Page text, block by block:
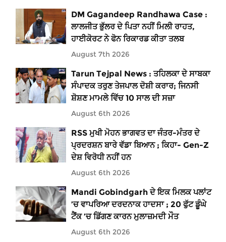
DM Gagandeep Randhawa Case :
ਲਾਲਜੀਤ ਭੁੱਲਰ ਦੇ ਪਿਤਾ ਨਹੀਂ ਮਿਲੀ ਰਾਹਤ,
ਹਾਈਕੋਰਟ ਨੇ ਫੋਨ ਰਿਕਾਰਡ ਕੀਤਾ ਤਲਬ
August 7th 2026
Tarun Tejpal News : ਤਹਿਲਕਾ ਦੇ ਸਾਬਕਾ
ਸੰਪਾਦਕ ਤਰੁਣ ਤੇਜਪਾਲ ਦੋਸ਼ੀ ਕਰਾਰ; ਜਿਨਸੀ
ਸ਼ੋਸ਼ਣ ਮਾਮਲੇ ਵਿੱਚ 10 ਸਾਲ ਦੀ ਸਜ਼ਾ
August 6th 2026
RSS ਮੁਖੀ ਮੋਹਨ ਭਾਗਵਤ ਦਾ ਜੰਤਰ-ਮੰਤਰ ਦੇ
ਪ੍ਰਦਰਸ਼ਨ ਬਾਰੇ ਵੱਡਾ ਬਿਆਨ ; ਕਿਹਾ- Gen-Z
ਦੇਸ਼ ਵਿਰੋਧੀ ਨਹੀਂ ਹਨ
August 6th 2026
Mandi Gobindgarh ਦੇ ਇਕ ਮਿਲਕ ਪਲਾਂਟ
’ਚ ਵਾਪਰਿਆ ਦਰਦਨਾਕ ਹਾਦਸਾ ; 20 ਫੁੱਟ ਡੂੰਘੇ
ਟੈਂਕ ’ਚ ਡਿੱਗਣ ਕਾਰਨ ਮੁਲਾਜ਼ਮਦੀ ਮੌਤ
August 6th 2026